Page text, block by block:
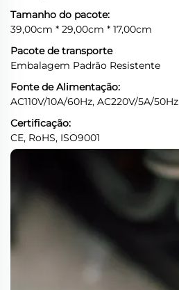
Tamanho do pacote:
39,00cm * 29,00cm * 17,00cm
Pacote de transporte
Embalagem Padrão Resistente
Fonte de Alimentação:
AC110V/10A/60Hz, AC220V/5A/50Hz
Certificação:
CE, RoHS, ISO9001